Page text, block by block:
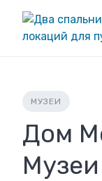
content
МУЗЕИ
Дом